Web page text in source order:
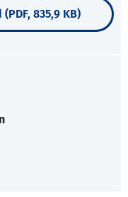
835,9 KB)